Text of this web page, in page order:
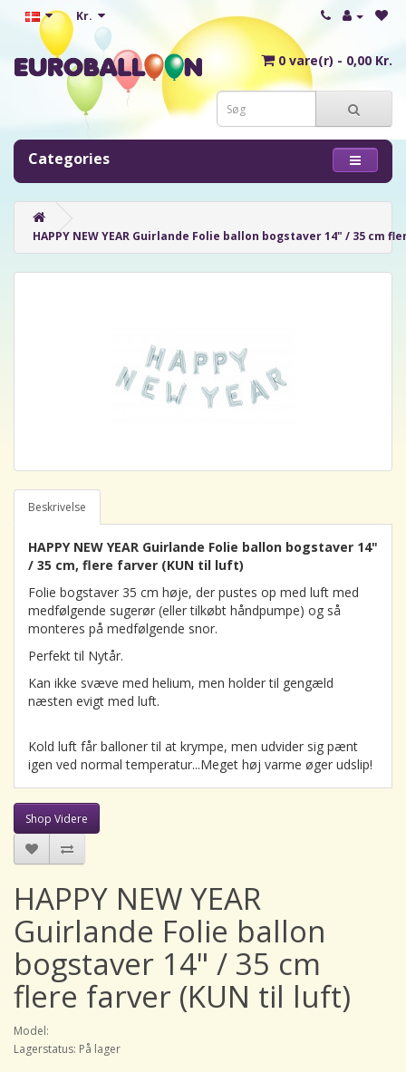
Kr.
0 vare(r) - 0,00 Kr.
Categories
HAPPY NEW YEAR Guirlande Folie ballon bogstaver 14" / 35 cm
Beskrivelse
HAPPY NEW YEAR Guirlande Folie ballon bogstaver 14"
/ 35 cm, flere farver (KUN til luft)
Folie bogstaver 35 cm høje, der pustes op med luft med
medfølgende sugerør (eller tilkøbt håndpumpe) og så
monteres på medfølgende snor.
Perfekt til Nytår.
Kan ikke svæve med helium, men holder til gengæld
næsten evigt med luft.
Kold luft får balloner til at krympe, men udvider sig pænt
igen ved normal temperatur...Meget høj varme øger udslip!
Shop Videre
HAPPY NEW YEAR
Guirlande Folie ballon
bogstaver 14" / 35 cm
flere farver (KUN til luft)
Model:
Lagerstatus: På lager